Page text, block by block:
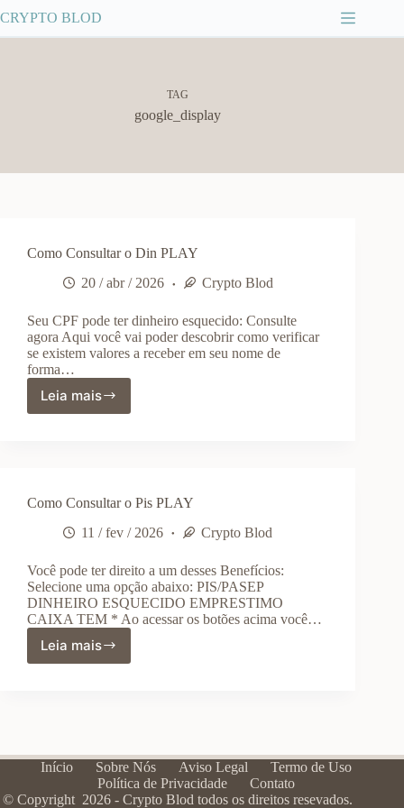
para
o
CRYPTO BLOD
TAG
google_display
Como Consultar o Din PLAY
20 / abr / 2026
Crypto Blod
Seu CPF pode ter dinheiro esquecido: Consulte
agora Aqui você vai poder descobrir como verificar
se existem valores a receber em seu nome de
forma…
Leia mais
Como
Como Consultar o Pis PLAY
11 / fev / 2026
Crypto Blod
Você pode ter direito a um desses Benefícios:
Selecione uma opção abaixo: PIS/PASEP
DINHEIRO ESQUECIDO EMPRESTIMO
CAIXA TEM * Ao acessar os botões acima você…
Leia mais
Como
Consultar
Início Sobre Nós Aviso Legal
Termo de Uso
Política de Privacidade
Contato
© Copyright 2026 - Crypto Blod todos os direitos resevados.